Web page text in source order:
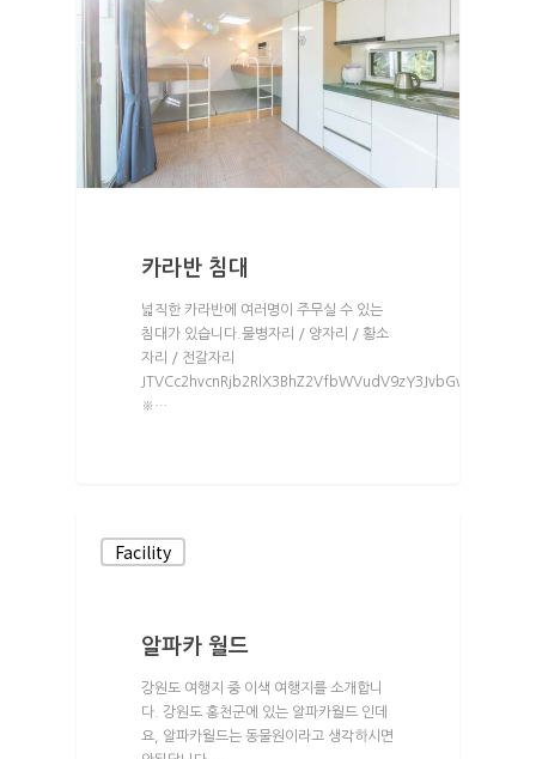
카라반 침대
넓직한 카라반에 여러명이 주무실 수 있는
침대가 있습니다.물병자리 / 양자리 / 황소
자리 / 전갈자리
※…
Facility
알파카 월드
강원도 여행지 중 이색 여행지를 소개합니
다. 강원도 홍천군에 있는 알파카월드 인데
요, 알파카월드는 동물원이라고 생각하시면